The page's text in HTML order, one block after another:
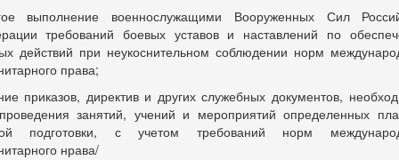
выполнение военнослужащими Вооруженных Сил
требований боевых уставов и наставлений по
действий при неукоснительном соблюдении норм
права;
приказов, директив и других служебных документов,
занятий, учений и мероприятий определенных
подготовки, с учетом требований норм
нрава/